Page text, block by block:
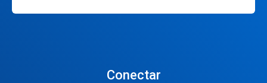
Conectar